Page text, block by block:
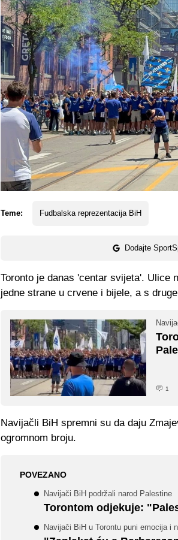
Teme: Fudbalska reprezentacija BiH
Dodajte
Toronto je danas 'centar svijeta'. Ulice
jedne strane u crvene i bijele, a s
1
Navijačli BiH spremni su da daju
ogromnom broju.
POVEZANO
Navijači BiH podržali narod Palestine
Torontom odjekuje:
Navijači BiH u Torontu puni emocija i